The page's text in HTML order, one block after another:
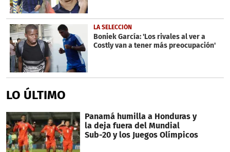
LA SELECCIÓN
Boniek García: 'Los rivales al ver a
Costly van a tener más preocupación'
LO ÚLTIMO
Panamá humilla a Honduras y
la deja fuera del Mundial
Sub-20 y los Juegos Olímpicos